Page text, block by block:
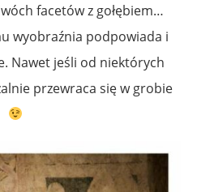
facetów z gołębiem…
wyobraźnia podpowiada i
Nawet jeśli od niektórych
przewraca się w grobie